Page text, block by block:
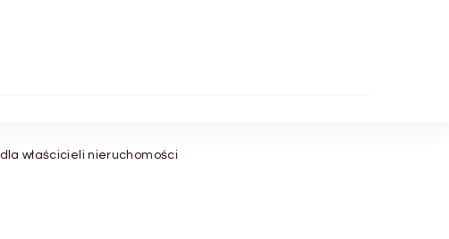
właścicieli nieruchomości